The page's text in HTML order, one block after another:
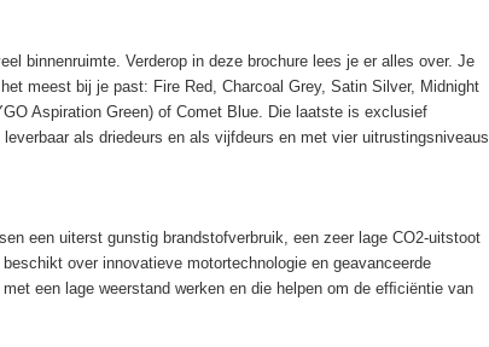
binnenruimte. Verderop in deze brochure lees je er alles over. Je
meest bij je past: Fire Red, Charcoal Grey, Satin Silver, Midnight
Aspiration Green) of Comet Blue. Die laatste is exclusief
als driedeurs en als vijfdeurs en met vier uitrustingsniveaus.
een uiterst gunstig brandstofverbruik, een zeer lage CO2-uitstoot
over innovatieve motortechnologie en geavanceerde
een lage weerstand werken en die helpen om de efﬁciëntie van